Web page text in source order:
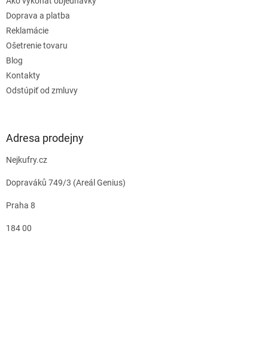
Doprava a platba
Reklamácie
Ošetrenie tovaru
Blog
Kontakty
Odstúpiť od zmluvy
Adresa prodejny
Nejkufry.cz
Dopraváků 749/3 (Areál Genius)
Praha 8
184 00